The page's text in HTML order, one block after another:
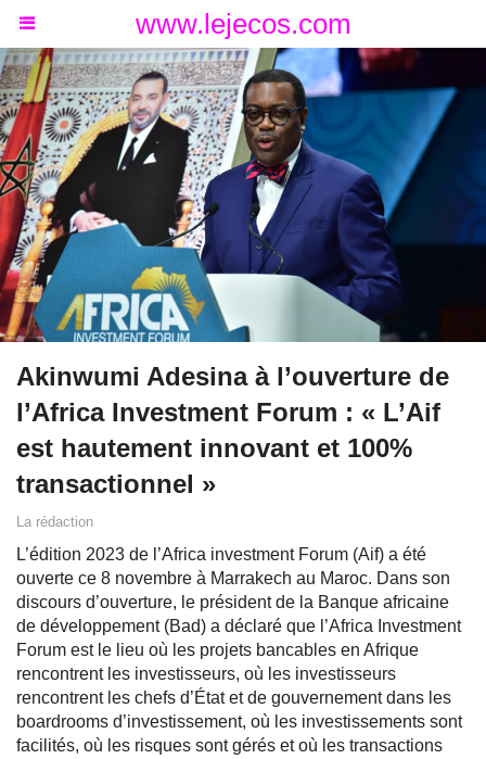
www.lejecos.com
Akinwumi Adesina à l’ouverture de
l’Africa Investment Forum : « L’Aif
est hautement innovant et 100%
transactionnel »
La rédaction
L’édition 2023 de l’Africa investment Forum (Aif) a été
ouverte ce 8 novembre à Marrakech au Maroc. Dans son
discours d’ouverture, le président de la Banque africaine
de développement (Bad) a déclaré que l’Africa Investment
Forum est le lieu où les projets bancables en Afrique
rencontrent les investisseurs, où les investisseurs
rencontrent les chefs d’État et de gouvernement dans les
boardrooms d’investissement, où les investissements sont
facilités, où les risques sont gérés et où les transactions